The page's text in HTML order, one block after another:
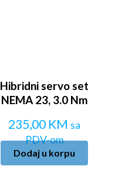
Hibridni servo set
NEMA 23, 3.0 Nm
235,00 KM sa
PDV-om
Dodaj u korpu